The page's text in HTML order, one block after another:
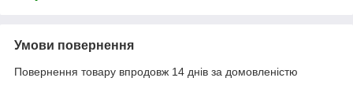
Умови повернення
Повернення товару впродовж 14 днів за домовленістю